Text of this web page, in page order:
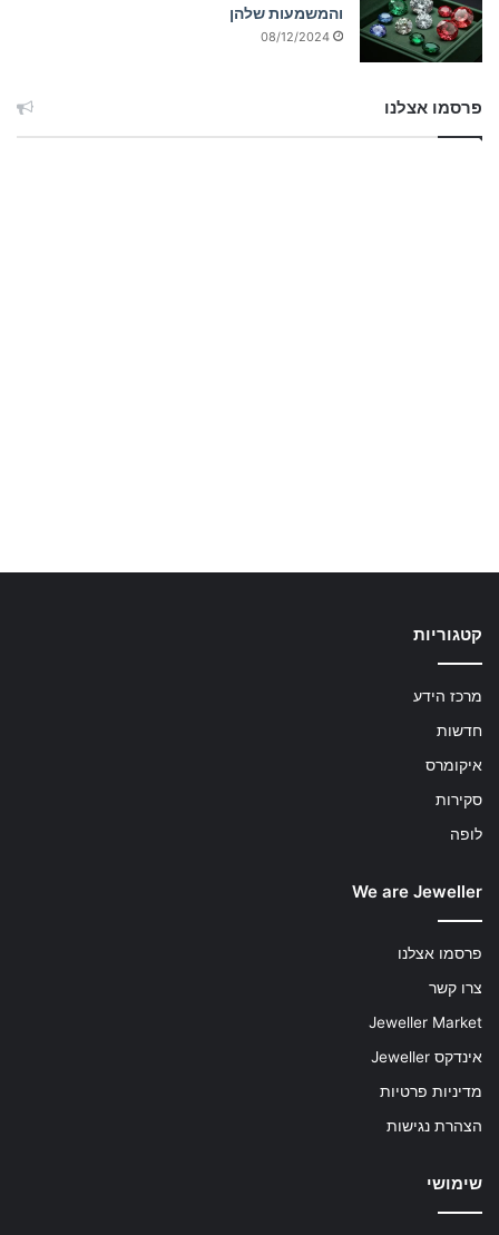
והמשמעות שלהן
08/12/2024
פרסמו אצלנו
קטגוריות
מרכז הידע
חדשות
איקומרס
סקירות
לופה
We are Jeweller
פרסמו אצלנו
צרו קשר
Jeweller Market
אינדקס Jeweller
מדיניות פרטיות
הצהרת נגישות
שימושי